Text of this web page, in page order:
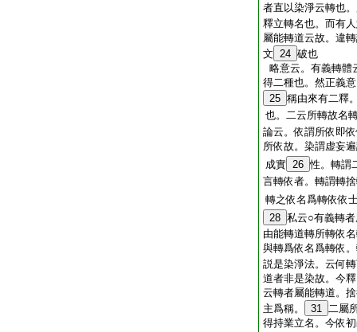
者直以染淨云轉也
釋立轉名也。而有
屬能轉道云故。違
文 24 破也
略意云。有義轉體
得二種也。然正義
25 稱由來有二釋
也。二云所轉故名
論云。依謂所依即
所依故。染謂虚妄
成實 26 性。轉謂
言轉依者。轉謂轉
轉之依名爲轉依依
28 私云○有義轉
由能轉道轉所轉依
與轉爲依名爲轉依
説是染淨法。云何
道者非是染故。今
云轉者屬能轉道。
主爲稱。
31 二屬
得持業立名。今依